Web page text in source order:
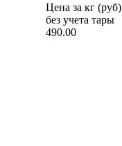
Цена за кг (руб)
без учета тары
490.00